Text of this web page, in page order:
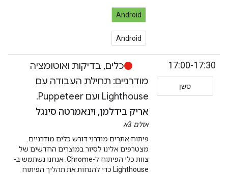
Android
Android
17:00-17:30
סשן
כלים, בדיקות ואוטומציה
מודרניים: תחילת העבודה עם
Lighthouse ועם Puppeteer.
אריק בידלמן, וינאמרטה סינגל
אולם 3א
פיתוח אתרים מודרני דורש כלים מודרניים.
מצטרפים אלינו לסיור במוצרים החדשים של
צוות כלי הפיתוח ל-Chrome. אנחנו נשתמש ב-
Lighthouse כדי להנחות את תהליך הפיתוח